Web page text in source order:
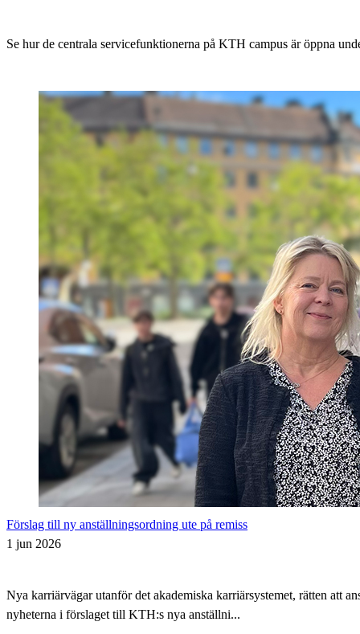
Se hur de centrala servicefunktionerna på KTH campus är öppna
Förslag till ny anställningsordning ute på remiss
1 jun 2026
Nya karriärvägar utanför det akademiska karriärsystemet, rätten att
nyheterna i förslaget till KTH:s nya anställni...